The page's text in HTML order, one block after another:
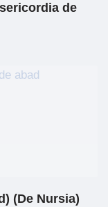
de
(De Nursia)